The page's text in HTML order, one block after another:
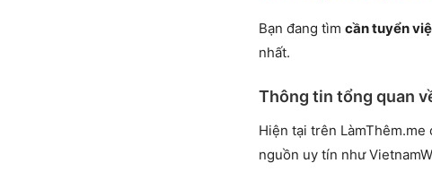
Bạn đang tìm cần tuyển
nhất.
Thông tin tổng quan
Hiện tại trên
nguồn uy tín như